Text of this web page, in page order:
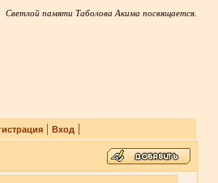
Светлой памяти Таболова Акима посвящается.
| Вход |